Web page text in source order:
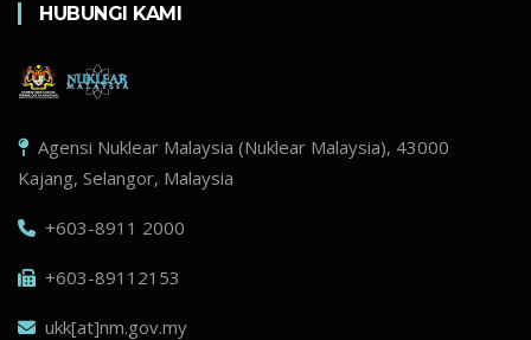
HUBUNGI KAMI
Agensi Nuklear Malaysia (Nuklear Malaysia), 43000
Kajang, Selangor, Malaysia
+603-8911 2000
+603-89112153
ukk[at]nm.gov.my